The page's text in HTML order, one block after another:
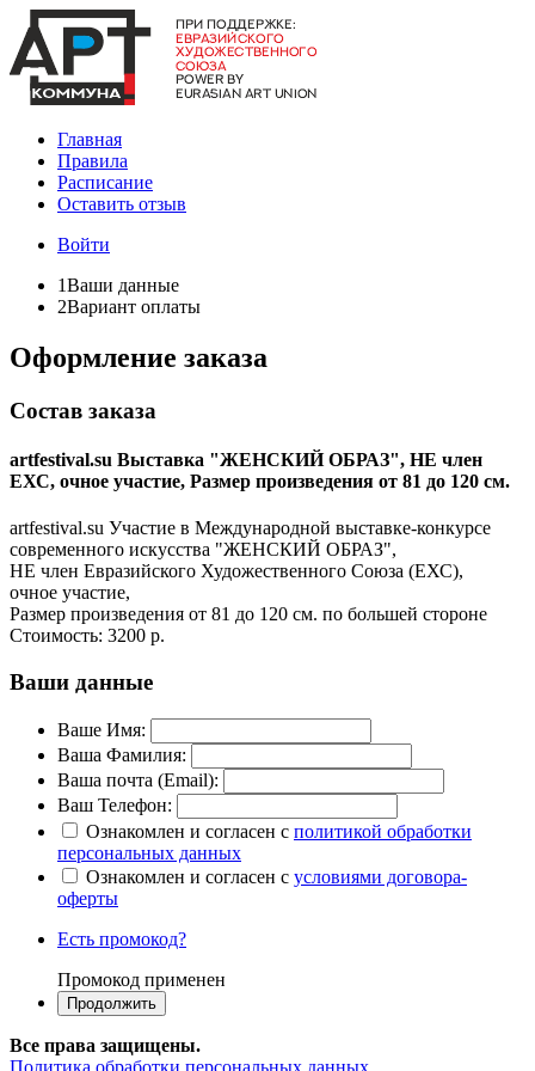
Главная
Правила
Расписание
Оставить отзыв
Войти
1Ваши данные
2Вариант оплаты
Оформление заказа
Состав заказа
artfestival.su Выставка "ЖЕНСКИЙ ОБРАЗ", НЕ член
ЕХС, очное участие, Размер произведения от 81 до 120 см.
artfestival.su Участие в Международной выставке-конкурсе
современного искусства "ЖЕНСКИЙ ОБРАЗ",
НЕ член Евразийского Художественного Союза (ЕХС),
очное участие,
Размер произведения от 81 до 120 см. по большей стороне
Стоимость: 3200 р.
Ваши данные
Ваше Имя:
Ваша Фамилия:
Ваша почта (Email):
Ваш Телефон:
Ознакомлен и согласен с политикой обработки
персональных данных
Ознакомлен и согласен с условиями договора-
оферты
Есть промокод?
Промокод применен
Все права защищены.
Политика обработки персональных данных